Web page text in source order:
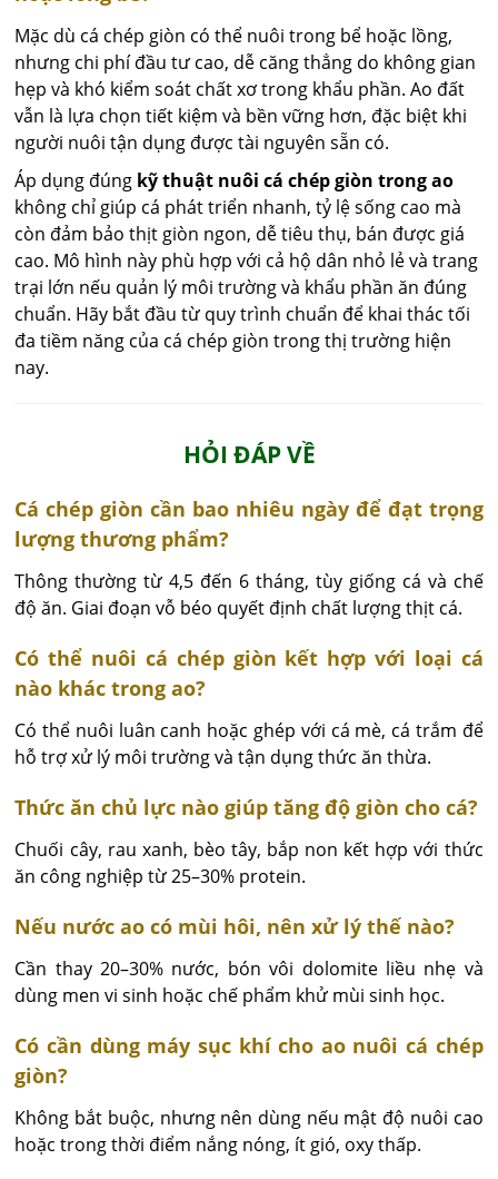
Mặc dù cá chép giòn có thể nuôi trong bể hoặc lồng,
nhưng chi phí đầu tư cao, dễ căng thẳng do không gian
hẹp và khó kiểm soát chất xơ trong khẩu phần. Ao đất
vẫn là lựa chọn tiết kiệm và bền vững hơn, đặc biệt khi
người nuôi tận dụng được tài nguyên sẵn có.
Áp dụng đúng kỹ thuật nuôi cá chép giòn trong ao
không chỉ giúp cá phát triển nhanh, tỷ lệ sống cao mà
còn đảm bảo thịt giòn ngon, dễ tiêu thụ, bán được giá
cao. Mô hình này phù hợp với cả hộ dân nhỏ lẻ và trang
trại lớn nếu quản lý môi trường và khẩu phần ăn đúng
chuẩn. Hãy bắt đầu từ quy trình chuẩn để khai thác tối
đa tiềm năng của cá chép giòn trong thị trường hiện
nay.
HỎI ĐÁP VỀ
Cá chép giòn cần bao nhiêu ngày để đạt trọng
lượng thương phẩm?
Thông thường từ 4,5 đến 6 tháng, tùy giống cá và chế
độ ăn. Giai đoạn vỗ béo quyết định chất lượng thịt cá.
Có thể nuôi cá chép giòn kết hợp với loại cá
nào khác trong ao?
Có thể nuôi luân canh hoặc ghép với cá mè, cá trắm để
hỗ trợ xử lý môi trường và tận dụng thức ăn thừa.
Thức ăn chủ lực nào giúp tăng độ giòn cho cá?
Chuối cây, rau xanh, bèo tây, bắp non kết hợp với thức
ăn công nghiệp từ 25–30% protein.
Nếu nước ao có mùi hôi, nên xử lý thế nào?
Cần thay 20–30% nước, bón vôi dolomite liều nhẹ và
dùng men vi sinh hoặc chế phẩm khử mùi sinh học.
Có cần dùng máy sục khí cho ao nuôi cá chép
giòn?
Không bắt buộc, nhưng nên dùng nếu mật độ nuôi cao
hoặc trong thời điểm nắng nóng, ít gió, oxy thấp.